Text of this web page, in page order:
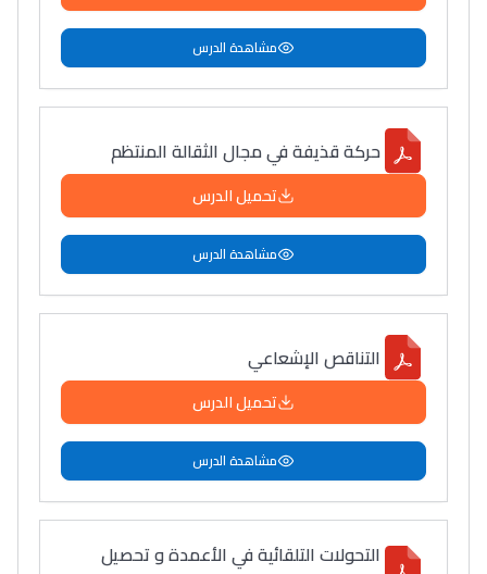
مشاهدة الدرس
حركة قذيفة في مجال الثقالة المنتظم
تحميل الدرس
مشاهدة الدرس
التناقص الإشعاعي
تحميل الدرس
مشاهدة الدرس
التحولات التلقائية في الأعمدة و تحصيل